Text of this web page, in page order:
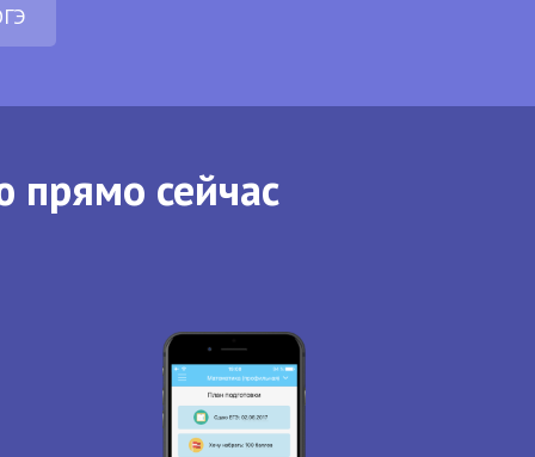
прямо сейчас